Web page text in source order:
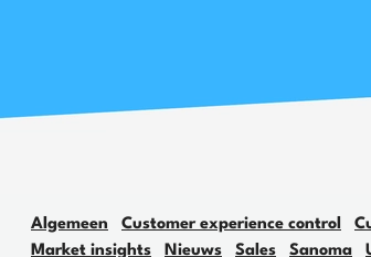
Algemeen Customer experience control
Market insights
Nieuws Sales Sanoma